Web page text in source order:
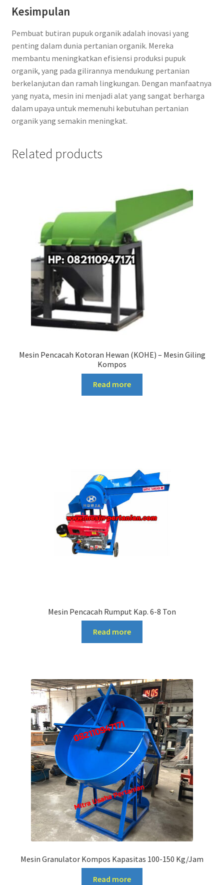
Kesimpulan
Pembuat butiran pupuk organik adalah inovasi yang
penting dalam dunia pertanian organik. Mereka
membantu meningkatkan efisiensi produksi pupuk
organik, yang pada gilirannya mendukung pertanian
berkelanjutan dan ramah lingkungan. Dengan manfaatnya
yang nyata, mesin ini menjadi alat yang sangat berharga
dalam upaya untuk memenuhi kebutuhan pertanian
organik yang semakin meningkat.
Related products
Mesin Pencacah Kotoran Hewan (KOHE) – Mesin Giling
Kompos
Read more
Mesin Pencacah Rumput Kap. 6-8 Ton
Read more
Mesin Granulator Kompos Kapasitas 100-150 Kg/Jam
Read more